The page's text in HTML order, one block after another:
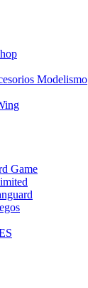
Modelismo
Game